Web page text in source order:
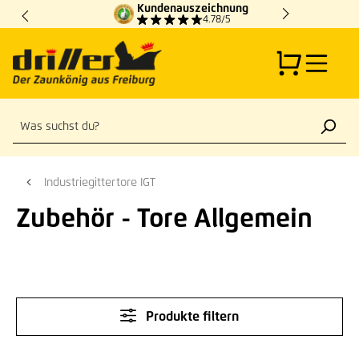
Zum Hauptinhalt springen
Kundenauszeichnung
4.78/5
Industriegittertore IGT
Zubehör - Tore Allgemein
Produkte filtern